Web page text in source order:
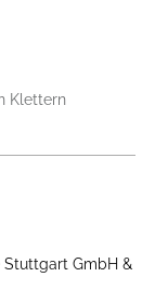
Klettern
Stuttgart GmbH &